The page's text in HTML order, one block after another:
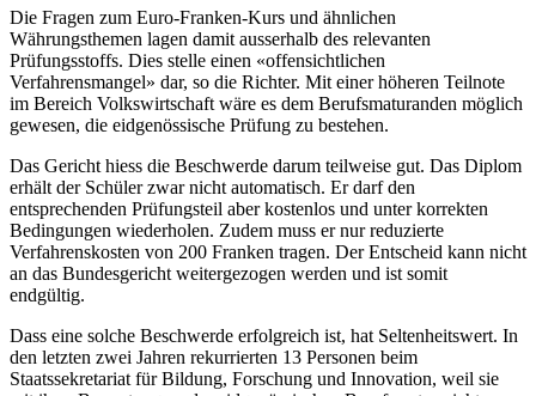
Die Fragen zum Euro-Franken-Kurs und ähnlichen
Währungsthemen lagen damit ausserhalb des relevanten
Prüfungsstoffs. Dies stelle einen «offensichtlichen
Verfahrensmangel» dar, so die Richter. Mit einer höheren Teilnote
im Bereich Volkswirtschaft wäre es dem Berufsmaturanden möglich
gewesen, die eidgenössische Prüfung zu bestehen.
Das Gericht hiess die Beschwerde darum teilweise gut. Das Diplom
erhält der Schüler zwar nicht automatisch. Er darf den
entsprechenden Prüfungsteil aber kostenlos und unter korrekten
Bedingungen wiederholen. Zudem muss er nur reduzierte
Verfahrenskosten von 200 Franken tragen. Der Entscheid kann nicht
an das Bundesgericht weitergezogen werden und ist somit
endgültig.
Dass eine solche Beschwerde erfolgreich ist, hat Seltenheitswert. In
den letzten zwei Jahren rekurrierten 13 Personen beim
Staatssekretariat für Bildung, Forschung und Innovation, weil sie